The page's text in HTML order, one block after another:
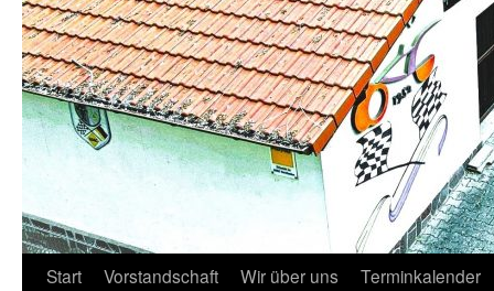
Start Vorstandschaft Wir über uns
Terminkalender